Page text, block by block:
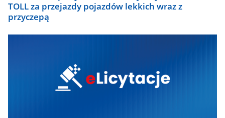
TOLL za przejazdy pojazdów lekkich wraz z
przyczepą